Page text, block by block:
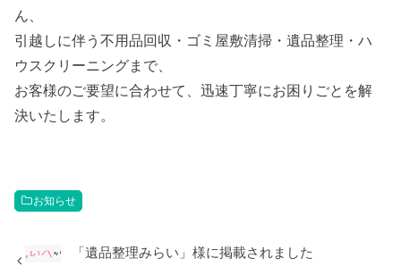
ん、
引越しに伴う不用品回収・ゴミ屋敷清掃・遺品整理・ハ
ウスクリーニングまで、
お客様のご要望に合わせて、迅速丁寧にお困りごとを解
決いたします。
お知らせ
「遺品整理みらい」様に掲載されました